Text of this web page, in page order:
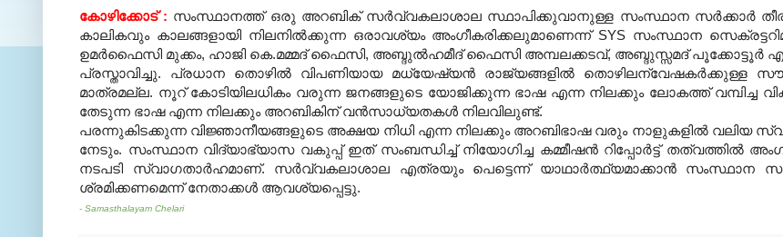
കോഴിക്കോട് : സംസ്ഥാനത്ത് ഒരു അറബിക് സര്‍വ്വകലാശാല സ്ഥാപിക്കുവാനുള്ള സംസ്ഥാന സര്‍ക്കാര്‍
കാലികവും കാലങ്ങളായി നിലനില്‍ക്കുന്ന ഒരാവശ്യം അംഗീകരിക്കലുമാണെന്ന് SYS സംസ്ഥാന
ഉമര്‍ഫൈസി മുക്കം, ഹാജി കെ.മമ്മദ് ഫൈസി, അബ്ദുല്‍ഹമീദ് ഫൈസി അമ്പലക്കടവ്, അബ്ദുസ്സമദ് പൂക്കോട്ടൂര്‍
പ്രസ്താവിച്ചു. പ്രധാന തൊഴില്‍ വിപണിയായ മധ്യേഷ്യന്‍ രാജ്യങ്ങളില്‍ തൊഴിലന്വേഷകര്‍ക്കുള്ള
മാത്രമല്ല. നൂറ് കോടിയിലധികം വരുന്ന ജനങ്ങളുടെ യോജിക്കുന്ന ഭാഷ എന്ന നിലക്കും ലോകത്ത് വമ്പിച്ച
തേടുന്ന ഭാഷ എന്ന നിലക്കും അറബികിന് വന്‍സാധ്യതകള്‍ നിലവിലുണ്ട്.
പരന്നുകിടക്കുന്ന വിജ്ഞാനീയങ്ങളുടെ അക്ഷയ നിധി എന്ന നിലക്കും അറബിഭാഷ വരും നാളുകളില്‍ വലിയ
നേടും. സംസ്ഥാന വിദ്യാഭ്യാസ വകുപ്പ് ഇത് സംബന്ധിച്ച് നിയോഗിച്ച കമ്മീഷന്‍ റിപ്പോര്‍ട്ട് തത്വത്തില്‍
നടപടി സ്വാഗതാര്‍ഹമാണ്. സര്‍വ്വകലാശാല എത്രയും പെട്ടെന്ന് യാഥാര്‍ത്ഥ്യമാക്കാന്‍ സംസ്ഥാന
ശ്രമിക്കണമെന്ന് നേതാക്കള്‍ ആവശ്യപ്പെട്ടു.
- Samasthalayam Chelari